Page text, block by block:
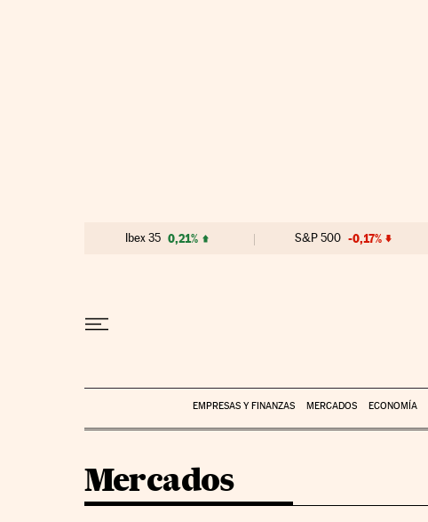
Ibex 35 0,21% S&P 500 -0,17%
EMPRESAS Y FINANZAS MERCADOS ECONOMÍA
Mercados